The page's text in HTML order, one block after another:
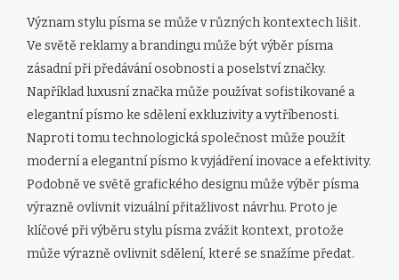
Význam stylu písma se může v různých kontextech lišit.
Ve světě reklamy a brandingu může být výběr písma
zásadní při předávání osobnosti a poselství značky.
Například luxusní značka může používat sofistikované a
elegantní písmo ke sdělení exkluzivity a vytříbenosti.
Naproti tomu technologická společnost může použít
moderní a elegantní písmo k vyjádření inovace a efektivity.
Podobně ve světě grafického designu může výběr písma
výrazně ovlivnit vizuální přitažlivost návrhu. Proto je
klíčové při výběru stylu písma zvážit kontext, protože
může výrazně ovlivnit sdělení, které se snažíme předat.